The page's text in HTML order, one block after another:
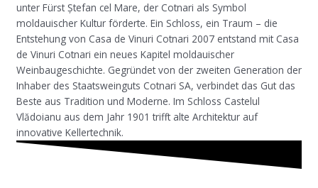
unter Fürst Ștefan cel Mare, der Cotnari als Symbol
moldauischer Kultur förderte. Ein Schloss, ein Traum – die
Entstehung von Casa de Vinuri Cotnari 2007 entstand mit Casa
de Vinuri Cotnari ein neues Kapitel moldauischer
Weinbaugeschichte. Gegründet von der zweiten Generation der
Inhaber des Staatsweinguts Cotnari SA, verbindet das Gut das
Beste aus Tradition und Moderne. Im Schloss Castelul
Vlădoianu aus dem Jahr 1901 trifft alte Architektur auf
innovative Kellertechnik.